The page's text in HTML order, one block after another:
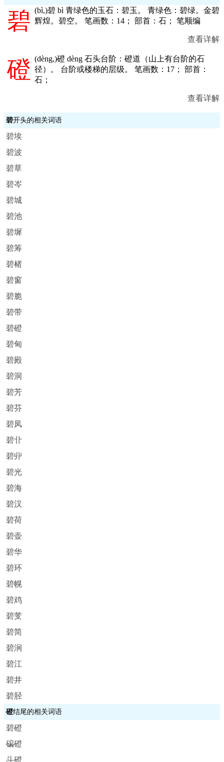
碧 (bì,)碧 bì 青绿色的玉石：碧玉。 青绿色：碧绿。金碧
辉煌。碧空。 笔画数：14； 部首：石； 笔顺编
查看详解
磴 (dèng,)磴 dèng 石头台阶：磴道（山上有台阶的石
径）。 台阶或楼梯的层级。 笔画数：17； 部首：
石；
查看详解
碧开头的相关词语
碧埃
碧波
碧草
碧岑
碧城
碧池
碧墀
碧筹
碧楮
碧窗
碧脆
碧带
碧磴
碧甸
碧殿
碧洞
碧芳
碧芬
碧凤
碧卝
碧丱
碧光
碧海
碧汉
碧荷
碧壶
碧华
碧环
碧幌
碧鸡
碧芰
碧简
碧涧
碧江
碧井
碧胫
磴结尾的相关词语
碧磴
碥磴
斗磴